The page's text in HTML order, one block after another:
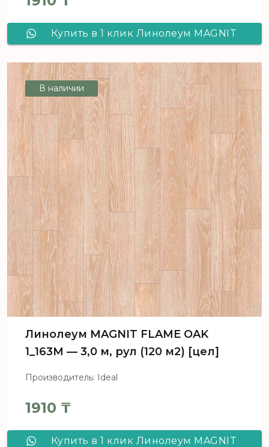
Купить в 1 клик Линолеум MAGNIT
м2) [цел]
В наличии
Линолеум MAGNIT FLAME OAK
1_163M — 3,0 м, рул (120 м2) [цел]
Производитель: Ideal
1910 ₸
Купить в 1 клик Линолеум MAGNIT